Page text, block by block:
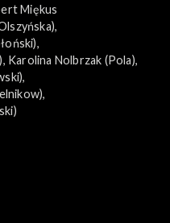
Miękus
,
,
, Karolina Nolbrzak (Pola),
,
,